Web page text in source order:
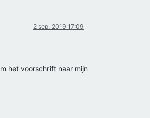
2 sep. 2019 17:09
het voorschrift naar mijn